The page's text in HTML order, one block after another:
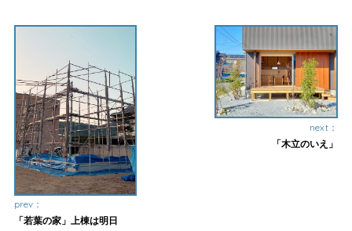
prev：
「若葉の家」上棟は明日
next：
「木立のいえ」